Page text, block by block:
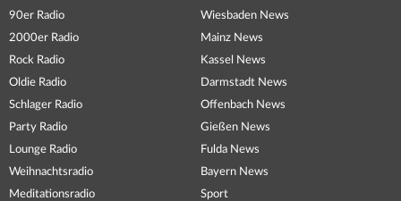
90er Radio
2000er Radio
Rock Radio
Oldie Radio
Schlager Radio
Party Radio
Lounge Radio
Weihnachtsradio
Meditationsradio
Wiesbaden News
Mainz News
Kassel News
Darmstadt News
Offenbach News
Gießen News
Fulda News
Bayern News
Sport